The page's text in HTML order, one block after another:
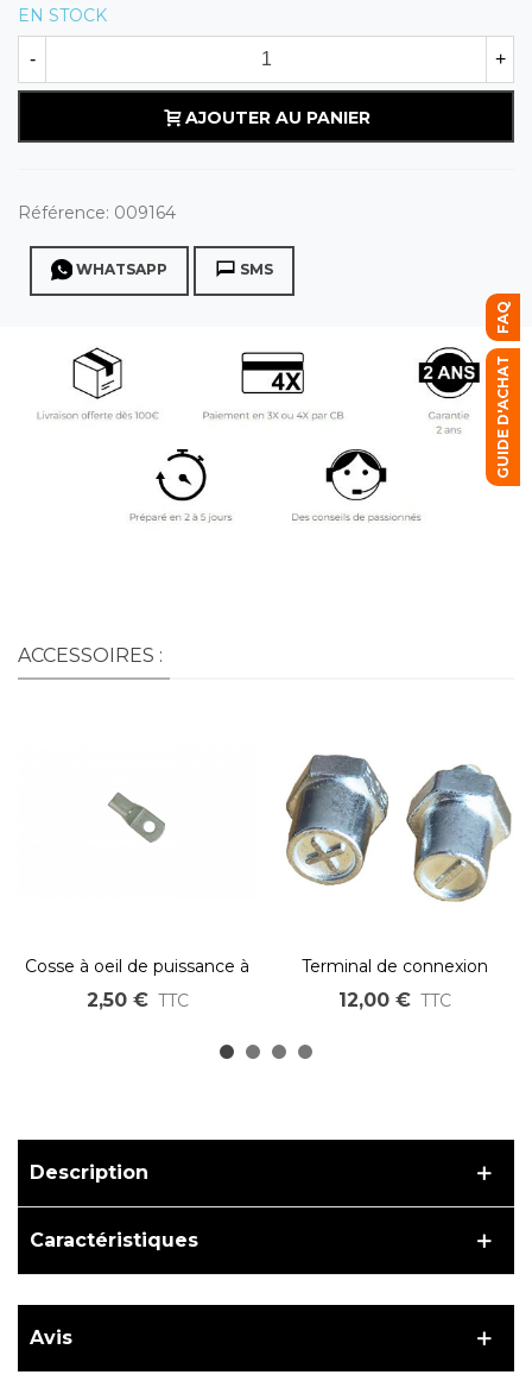
EN STOCK
- +
AJOUTER AU PANIER
Référence: 009164
WHATSAPP SMS
ACCESSOIRES :
Cosse à oeil de puissance à
sertir type SC M6 M8 M10
2,50 € TTC
Terminal de connexion
pour batterie, positive et
négative.
12,00 € TTC
Description
Caractéristiques
Avis
FAQ
GUIDE D'ACHAT